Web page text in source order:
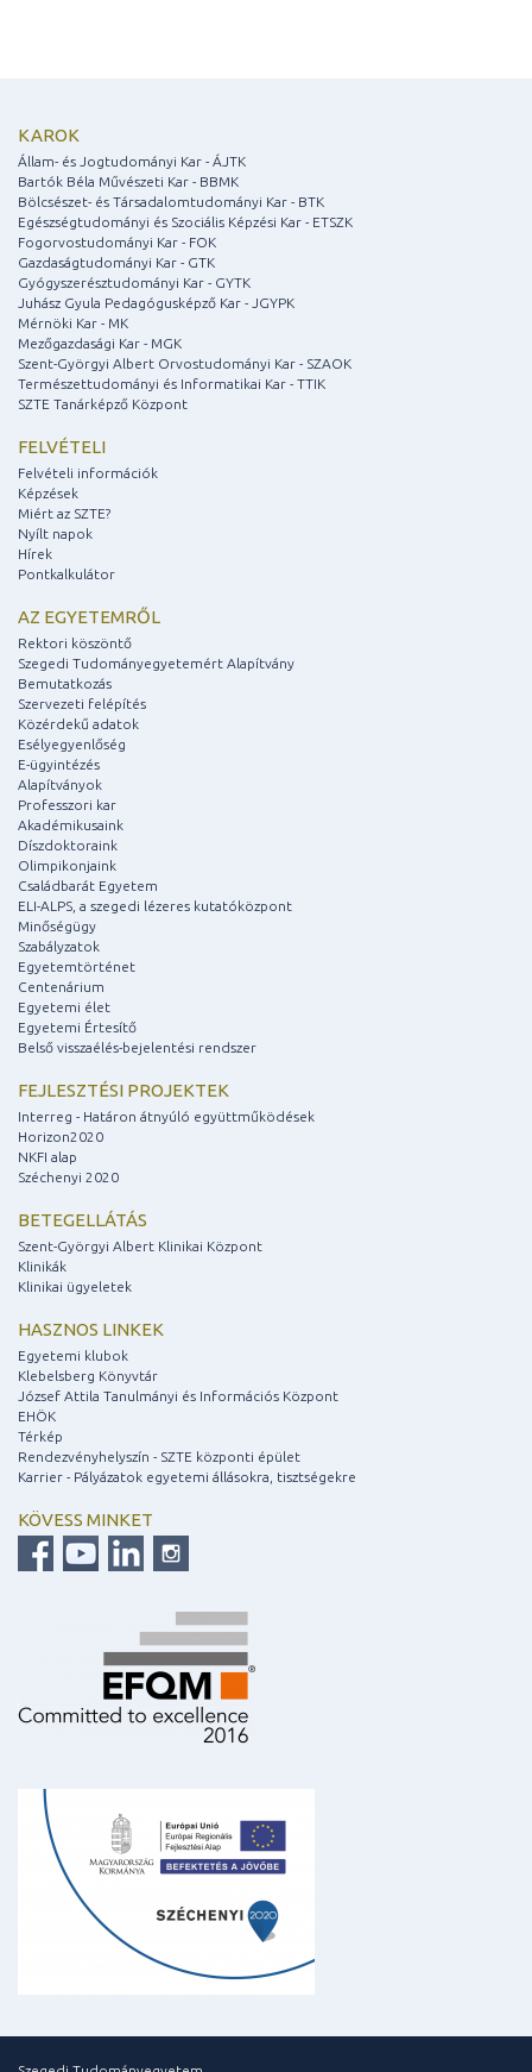
KAROK
Állam- és Jogtudományi Kar - ÁJTK
Bartók Béla Művészeti Kar - BBMK
Bölcsészet- és Társadalomtudományi Kar - BTK
Egészségtudományi és Szociális Képzési Kar - ETSZK
Fogorvostudományi Kar - FOK
Gazdaságtudományi Kar - GTK
Gyógyszerésztudományi Kar - GYTK
Juhász Gyula Pedagógusképző Kar - JGYPK
Mérnöki Kar - MK
Mezőgazdasági Kar - MGK
Szent-Györgyi Albert Orvostudományi Kar - SZAOK
Természettudományi és Informatikai Kar - TTIK
SZTE Tanárképző Központ
FELVÉTELI
Felvételi információk
Képzések
Miért az SZTE?
Nyílt napok
Hírek
Pontkalkulátor
AZ EGYETEMRŐL
Rektori köszöntő
Szegedi Tudományegyetemért Alapítvány
Bemutatkozás
Szervezeti felépítés
Közérdekű adatok
Esélyegyenlőség
E-ügyintézés
Alapítványok
Professzori kar
Akadémikusaink
Díszdoktoraink
Olimpikonjaink
Családbarát Egyetem
ELI-ALPS, a szegedi lézeres kutatóközpont
Minőségügy
Szabályzatok
Egyetemtörténet
Centenárium
Egyetemi élet
Egyetemi Értesítő
Belső visszaélés-bejelentési rendszer
FEJLESZTÉSI PROJEKTEK
Interreg - Határon átnyúló együttműködések
Horizon2020
NKFI alap
Széchenyi 2020
BETEGELLÁTÁS
Szent-Györgyi Albert Klinikai Központ
Klinikák
Klinikai ügyeletek
HASZNOS LINKEK
Egyetemi klubok
Klebelsberg Könyvtár
József Attila Tanulmányi és Információs Központ
EHÖK
Térkép
Rendezvényhelyszín - SZTE központi épület
Karrier - Pályázatok egyetemi állásokra, tisztségekre
KÖVESS MINKET